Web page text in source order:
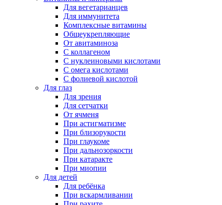
Для вегетарианцев
Для иммунитета
Комплексные витамины
Общеукрепляющие
От авитаминоза
С коллагеном
С нуклеиновыми кислотами
С омега кислотами
С фолиевой кислотой
Для глаз
Для зрения
Для сетчатки
От ячменя
При астигматизме
При близорукости
При глаукоме
При дальнозоркости
При катаракте
При миопии
Для детей
Для ребёнка
При вскармливании